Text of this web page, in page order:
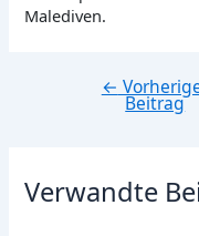
Malediven.
←
Beitrag
Verwandte